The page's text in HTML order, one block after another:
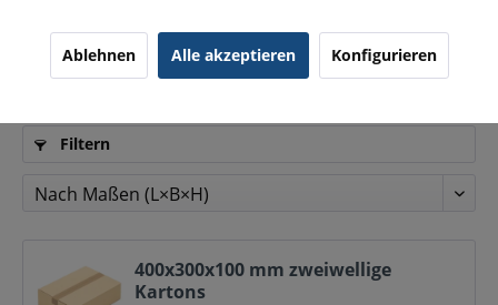
Stabile Kartons ab 400 mm Länge für sicheren
Versand
Filtern
400x300x100 mm zweiwellige
Kartons
Ablehnen Alle akzeptieren Konfigurieren